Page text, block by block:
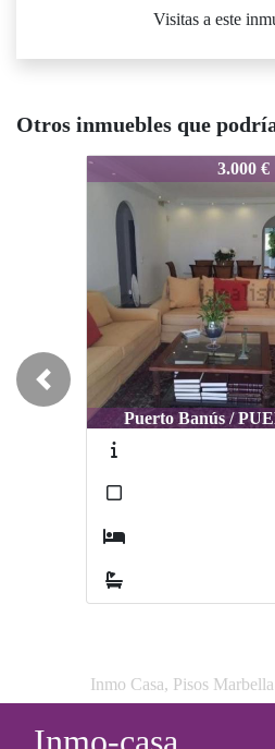
Visitas a este
Otros inmuebles que
7822-00099087
3.000 €
Puerto Banús /
7822-
Previous
Inmo Casa, Pisos